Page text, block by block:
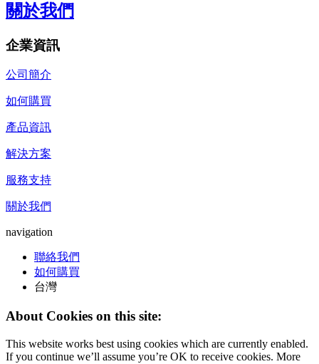
關於我們
企業資訊
公司簡介
如何購買
產品資訊
解決方案
服務支持
關於我們
navigation
聯絡我們
如何購買
台灣
About Cookies on this site:
This website works best using cookies which are currently enabled.
If you continue we’ll assume you’re OK to receive cookies. More